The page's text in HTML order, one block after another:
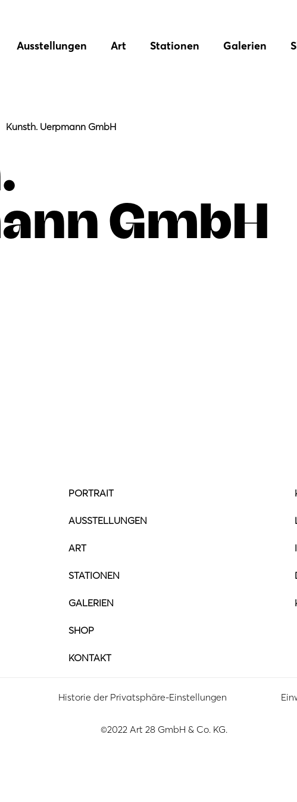
Ausstellungen Art Stationen Galerien
Kunsth. Uerpmann GmbH
GmbH
PORTRAIT
AUSSTELLUNGEN
ART
STATIONEN
GALERIEN
SHOP
KONTAKT
Historie der Privatsphäre-Einstellungen
©2022 Art 28 GmbH & Co. KG.